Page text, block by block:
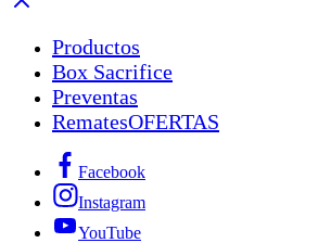
Productos
Box Sacrifice
Preventas
RematesOFERTAS
Facebook
Instagram
YouTube